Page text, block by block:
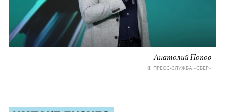
Анатолий Попов
© ПРЕСС-СЛУЖБА «СБЕР»